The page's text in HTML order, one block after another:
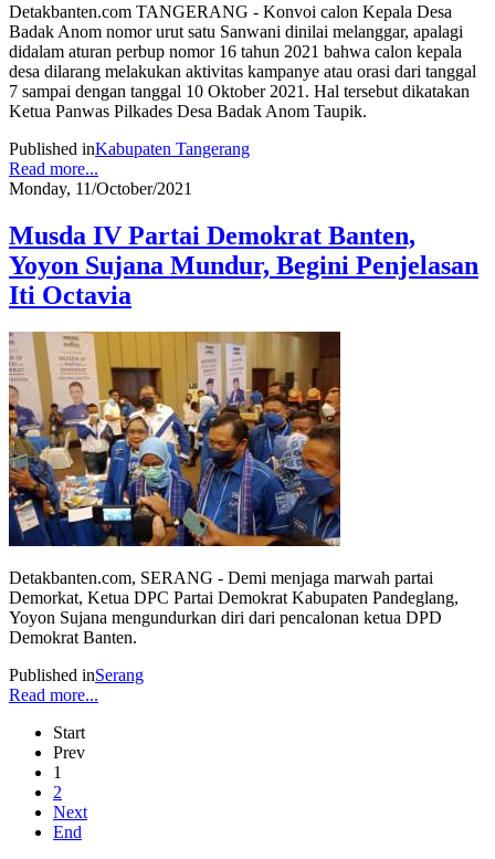
Detakbanten.com TANGERANG - Konvoi calon Kepala Desa
Badak Anom nomor urut satu Sanwani dinilai melanggar, apalagi
didalam aturan perbup nomor 16 tahun 2021 bahwa calon kepala
desa dilarang melakukan aktivitas kampanye atau orasi dari tanggal
7 sampai dengan tanggal 10 Oktober 2021. Hal tersebut dikatakan
Ketua Panwas Pilkades Desa Badak Anom Taupik.
Published inKabupaten Tangerang
Read more...
Monday, 11/October/2021
Musda IV Partai Demokrat Banten,
Yoyon Sujana Mundur, Begini Penjelasan
Iti Octavia
Detakbanten.com, SERANG - Demi menjaga marwah partai
Demorkat, Ketua DPC Partai Demokrat Kabupaten Pandeglang,
Yoyon Sujana mengundurkan diri dari pencalonan ketua DPD
Demokrat Banten.
Published inSerang
Read more...
Start
Prev
1
2
Next
End